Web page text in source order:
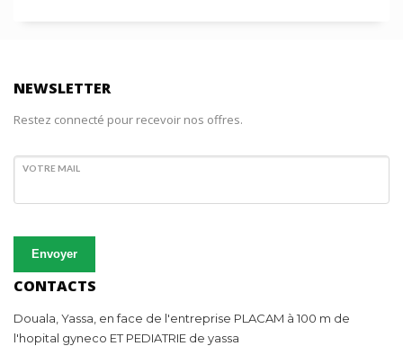
NEWSLETTER
Restez connecté pour recevoir nos offres.
VOTRE MAIL
Envoyer
CONTACTS
Douala, Yassa, en face de l'entreprise PLACAM à 100 m de
l'hopital gyneco ET PEDIATRIE de yassa